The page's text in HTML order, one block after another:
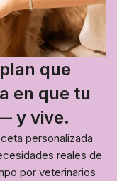
que
en que tu
y vive.
personalizada
reales de
por veterinarios